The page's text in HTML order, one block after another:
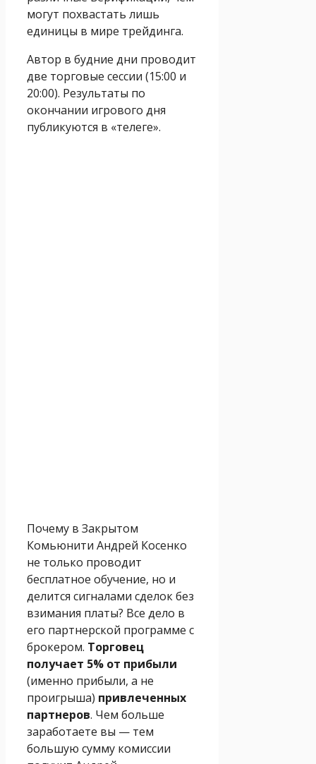
могут похвастать лишь
единицы в мире трейдинга.
Автор в будние дни проводит
две торговые сессии (15:00 и
20:00). Результаты по
окончании игрового дня
публикуются в «телеге».
Почему в Закрытом
Комьюнити Андрей Косенко
не только проводит
бесплатное обучение, но и
делится сигналами сделок без
взимания платы? Все дело в
его партнерской программе с
брокером. Торговец
получает 5% от прибыли
(именно прибыли, а не
проигрыша) привлеченных
партнеров. Чем больше
заработаете вы — тем
большую сумму комиссии